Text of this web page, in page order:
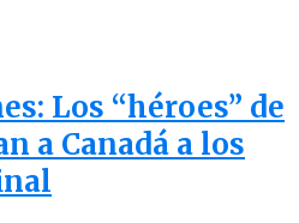
Los “héroes” de
a Canadá a los